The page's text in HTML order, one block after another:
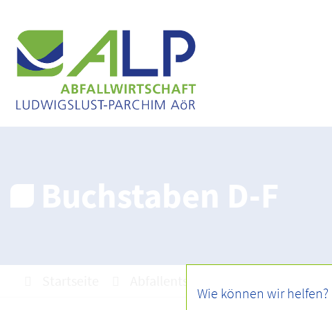
Buchstaben D-F